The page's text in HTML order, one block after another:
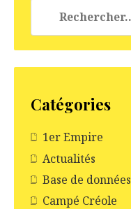
Catégories
1er Empire
Actualités
Base de données
Campé Créole